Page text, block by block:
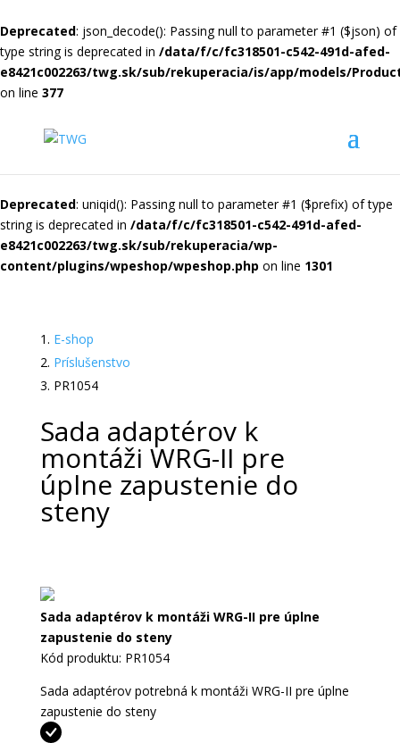
Deprecated: json_decode(): Passing null to parameter #1 ($json) of
type string is deprecated in /data/f/c/fc318501-c542-491d-afed-
e8421c002263/twg.sk/sub/rekuperacia/is/app/models/
on line 377
Deprecated: uniqid(): Passing null to parameter #1 ($prefix) of type
string is deprecated in /data/f/c/fc318501-c542-491d-afed-
e8421c002263/twg.sk/sub/rekuperacia/wp-
content/plugins/wpeshop/wpeshop.php on line 1301
E-shop
Príslušenstvo
PR1054
Sada adaptérov k
montáži WRG-II pre
úplne zapustenie do
steny
Sada adaptérov k montáži WRG-II pre úplne
zapustenie do steny
Kód produktu: PR1054
Sada adaptérov potrebná k montáži WRG-II pre úplne
zapustenie do steny